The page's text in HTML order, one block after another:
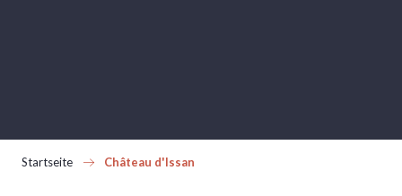
Startseite Château d'Issan